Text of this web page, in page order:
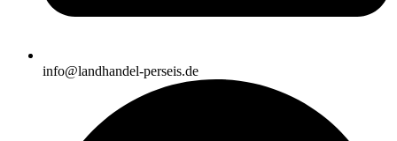
info@landhandel-perseis.de